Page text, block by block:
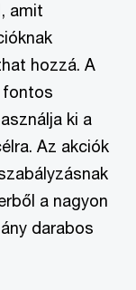
amit
hozzá. A
fontos
ki a
Az akciók
a nagyon
darabos